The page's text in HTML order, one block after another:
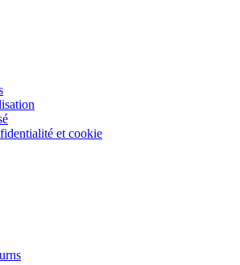
et cookie